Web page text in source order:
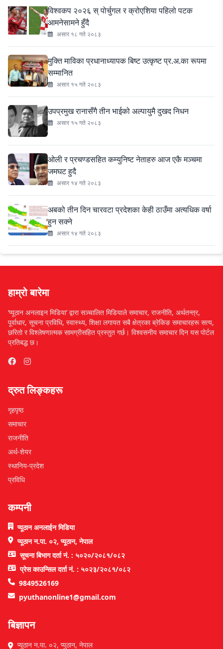
विश्वकप २०२६ स् पोर्चुगल र क्रोएशिया पहिलो पटक
आमनेसामने हुँदै
असार १८ गते २०८३
मुक्ति माविका प्रधानाध्यापक बिष्ट उत्कृष्ट प्र.अ.का रूपमा
सम्मानित
असार १५ गते २०८३
उपप्रमुख रानासँगै तीन भाईको अल्पायुमै दुखद निधन
असार १५ गते २०८३
ओली र प्रचण्डसहित कम्युनिष्ट नेताहरु आज एकै मञ्चमा
जमघट हुदै
असार १४ गते २०८३
अबको तीन दिन चारवटा प्रदेशका केही ठाउँमा अत्यधिक वर्षा
हुन सक्ने
असार १४ गते २०८३
हाम्रो बारेमा
‘प्यूठान अनलाइन मिडिया’ द्वारा सञ्चालित मिडियाले समाचार, राजनीति, अर्थतन्त्र,
पूर्वाधार, सूचना प्रविधि, स्वास्थ्य, शिक्षा लगायत सबै क्षेत्रका ब्रेकिङ समाचारहरू सत्य,
छरितो र विश्लेषणात्मक सामग्रीसहित प्रस्तुत गर्छ। विश्वसनीय समाचार दिन यस पोर्टल
प्रतिबद्ध छ।
द्रुत लिङ्कहरू
गृहपृष्ठ
समाचार
राजनीति
अर्थ-शेयर
स्थानिय-प्रदेश
प्रविधि
कम्पनी
प्यूठान अनलाईन मिडिया
प्यूठान न.पा. ०२, प्यूठान, नेपाल
सूचना बिभाग दर्ता नं. : ५०२०/२०८१/०८२
प्रेस काउन्सिल दर्ता नं. : ५०२३/२०८१/०८२
9849526169
pyuthanonline1@gmail.com
बिज्ञापन
प्यूठान न.पा. ०२, प्युठान, नेपाल